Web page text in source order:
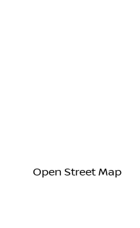
Open Street Map